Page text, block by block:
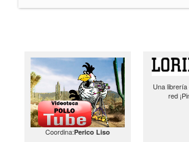
Coordina:Perico Liso
Una
red